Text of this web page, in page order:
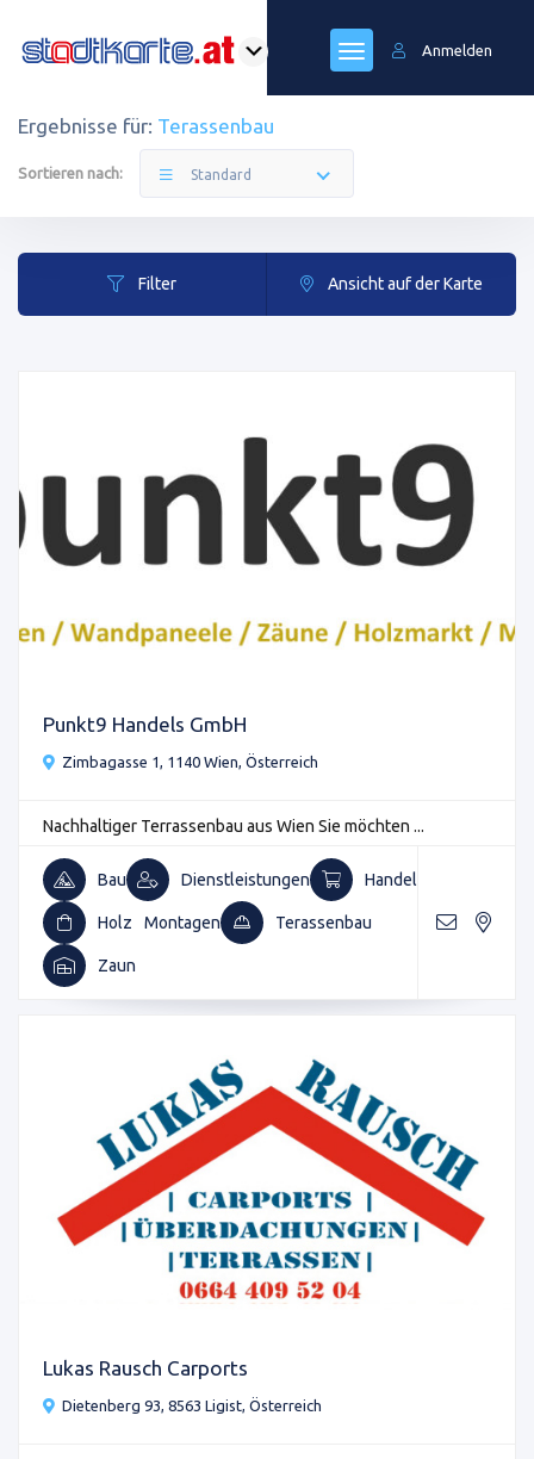
Anmelden
Ergebnisse für: Terassenbau
Sortieren nach: Standard
Filter Ansicht auf der Karte
Punkt9 Handels GmbH
Zimbagasse 1, 1140 Wien, Österreich
Nachhaltiger Terrassenbau aus Wien Sie möchten ...
Bau Dienstleistungen Handel
Holz Montagen Terassenbau
Zaun
Lukas Rausch Carports
Dietenberg 93, 8563 Ligist, Österreich